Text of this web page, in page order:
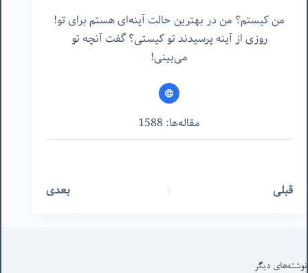
من کیستم؟ من در بهترین حالت آینه‌ای هستم برای تو!
روزی از آینه پرسیدند تو کیستی؟ گفت آنچه تو
می‌بینی!
مقاله‌ها: 1588
قبلی بعدی
نوشته‌های‌ دیگر